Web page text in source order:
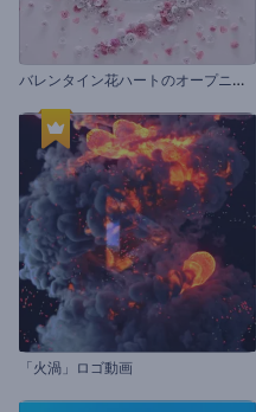
バ
レンタイン花ハートのオープニング動画
「火渦」ロゴ動画